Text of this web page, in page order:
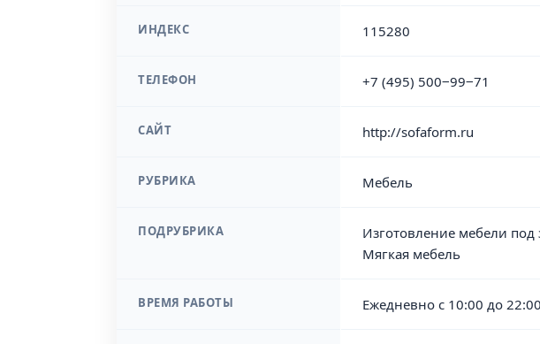
ИНДЕКС 115280
ТЕЛЕФОН +7 (495) 500‒99‒71
САЙТ http://sofaform.ru
РУБРИКА Мебель
ПОДРУБРИКА
Изготовление мебели
Мягкая мебель
ВРЕМЯ РАБОТЫ Ежедневно с 10:00 до 22:00